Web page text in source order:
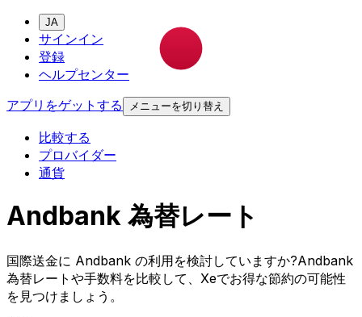
JA
サインイン
登録
ヘルプセンター
アプリをゲットする
メニューを切り替え
比較する
プロバイダー
通貨
Andbank 為替レート
国際送金に Andbank の利用を検討していますか?Andbank
為替レートや手数料を比較して、Xeでお得な節約の可能性
を見つけましょう。